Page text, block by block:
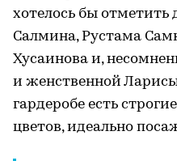
хотелось бы отметить
Салмина, Рустама
Хусаинова и,
и женственной
гардеробе есть
цветов, идеально